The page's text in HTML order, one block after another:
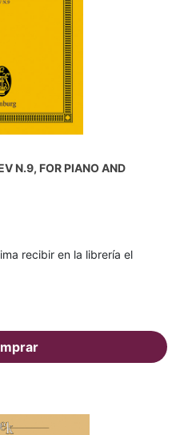
N.9, FOR PIANO AND
recibir en la librería el